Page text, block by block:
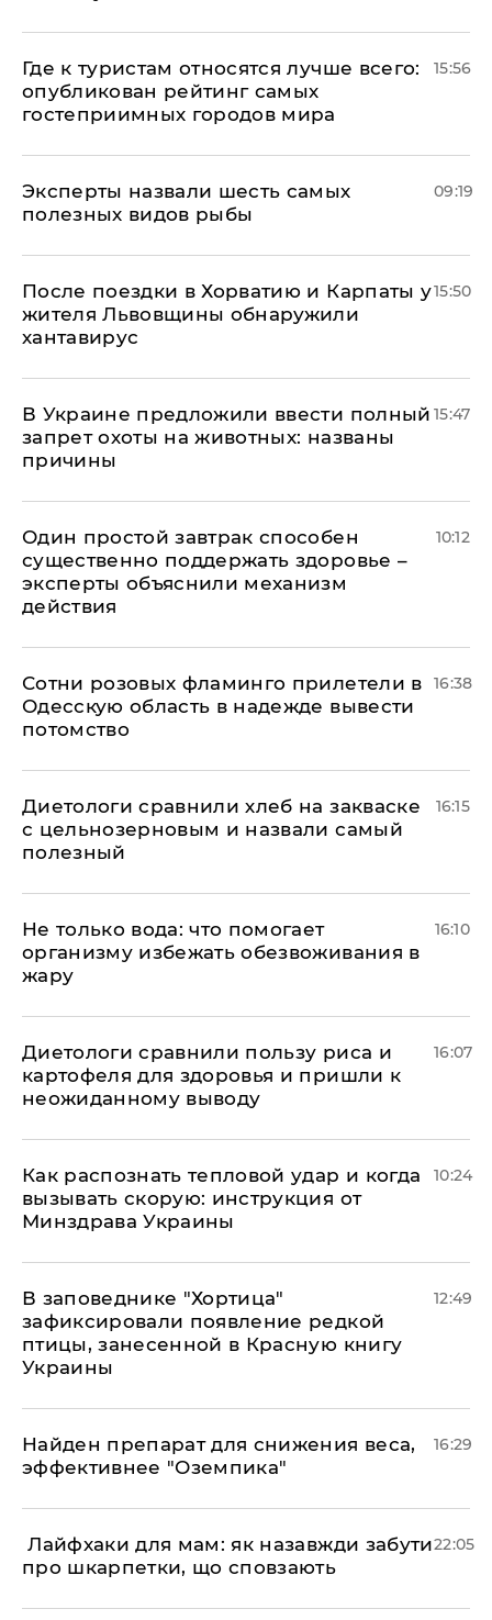
Где к туристам относятся лучше всего:
опубликован рейтинг самых
гостеприимных городов мира
15:56
Эксперты назвали шесть самых
полезных видов рыбы
09:19
После поездки в Хорватию и Карпаты у
жителя Львовщины обнаружили
хантавирус
15:50
В Украине предложили ввести полный
запрет охоты на животных: названы
причины
15:47
Один простой завтрак способен
существенно поддержать здоровье –
эксперты объяснили механизм
действия
10:12
Сотни розовых фламинго прилетели в
Одесскую область в надежде вывести
потомство
16:38
Диетологи сравнили хлеб на закваске
с цельнозерновым и назвали самый
полезный
16:15
Не только вода: что помогает
организму избежать обезвоживания в
жару
16:10
Диетологи сравнили пользу риса и
картофеля для здоровья и пришли к
неожиданному выводу
16:07
Как распознать тепловой удар и когда
вызывать скорую: инструкция от
Минздрава Украины
10:24
В заповеднике "Хортица"
зафиксировали появление редкой
птицы, занесенной в Красную книгу
Украины
12:49
Найден препарат для снижения веса,
эффективнее "Оземпика"
16:29
​ Лайфхаки для мам: як назавжди забути
про шкарпетки, що сповзають
22:05